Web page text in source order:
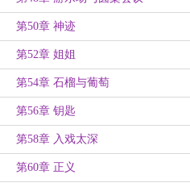
第50章 神迹
第52章 姐姐
第54章 石榴与葡萄
第56章 钥匙
第58章 入戏太深
第60章 正义